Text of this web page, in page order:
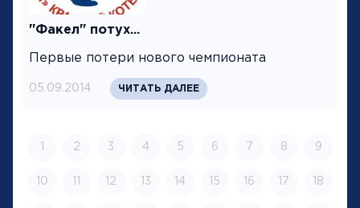
"Факел" потух...
Первые потери нового чемпионата
05.09.2014 ЧИТАТЬ ДАЛЕЕ
2 3 4 5 6 7 8 9
10 12 13 14 15 16 17 18